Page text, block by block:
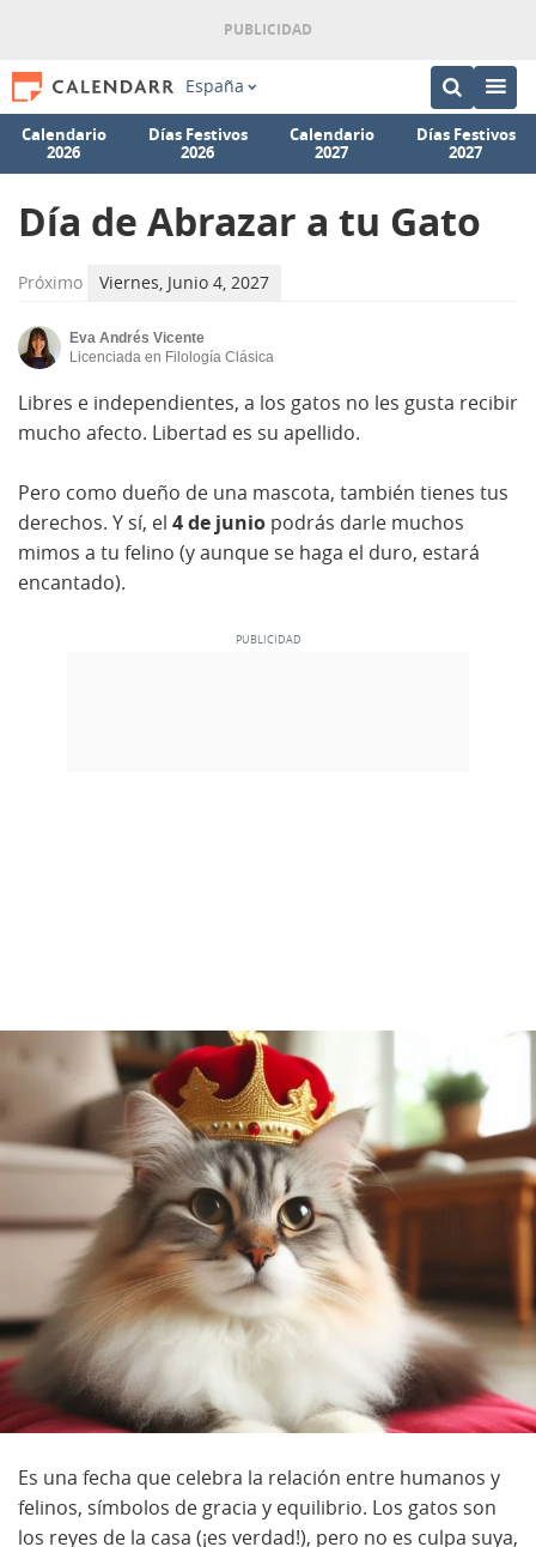
España
Calendario
2026
Días Festivos
2026
Calendario
2027
Días Festivos
2027
Día de Abrazar a tu Gato
Próximo Viernes, Junio 4, 2027
Eva Andrés Vicente
Licenciada en Filología Clásica
Libres e independientes, a los gatos no les gusta recibir
mucho afecto. Libertad es su apellido.
Pero como dueño de una mascota, también tienes tus
derechos. Y sí, el 4 de junio podrás darle muchos
mimos a tu felino (y aunque se haga el duro, estará
encantado).
Es una fecha que celebra la relación entre humanos y
felinos, símbolos de gracia y equilibrio. Los gatos son
los reyes de la casa (¡es verdad!), pero no es culpa suya,